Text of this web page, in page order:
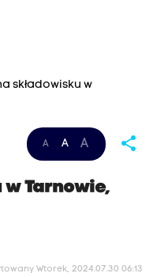
składowisku w
A A A share
w Tarnowie,
Wtorek, 2024.07.30 06:13